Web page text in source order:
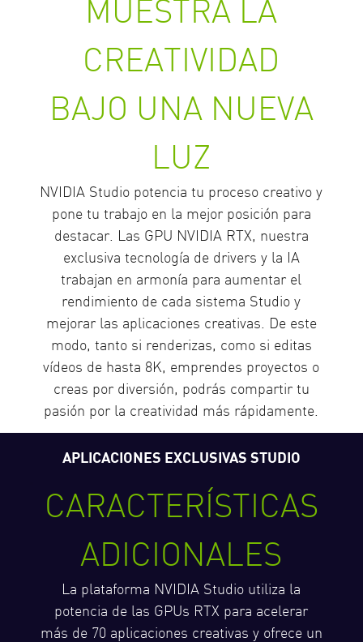
MUESTRA LA
CREATIVIDAD
BAJO UNA NUEVA
LUZ
NVIDIA Studio potencia tu proceso creativo y
pone tu trabajo en la mejor posición para
destacar. Las GPU NVIDIA RTX, nuestra
exclusiva tecnología de drivers y la IA
trabajan en armonía para aumentar el
rendimiento de cada sistema Studio y
mejorar las aplicaciones creativas. De este
modo, tanto si renderizas, como si editas
vídeos de hasta 8K, emprendes proyectos o
creas por diversión, podrás compartir tu
pasión por la creatividad más rápidamente.
APLICACIONES EXCLUSIVAS STUDIO
CARACTERÍSTICAS
ADICIONALES
La plataforma NVIDIA Studio utiliza la
potencia de las GPUs RTX para acelerar
más de 70 aplicaciones creativas y ofrece un